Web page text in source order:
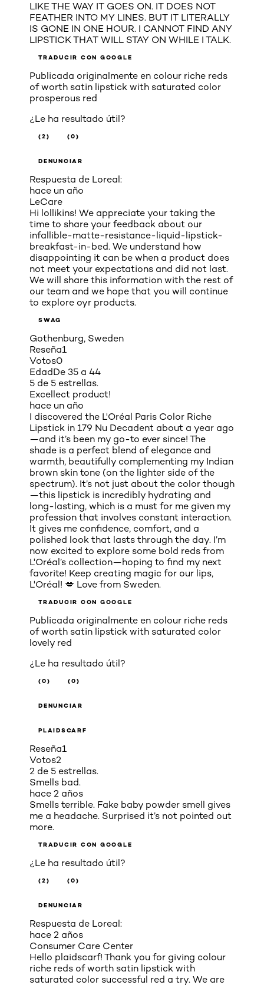
LIKE THE WAY IT GOES ON. IT DOES NOT
FEATHER INTO MY LINES. BUT IT LITERALLY
IS GONE IN ONE HOUR. I CANNOT FIND ANY
LIPSTICK THAT WILL STAY ON WHILE I TALK.
TRADUCIR CON GOOGLE
Publicada originalmente en colour riche reds
of worth satin lipstick with saturated color
prosperous red
¿Le ha resultado útil?
(2) (0)
DENUNCIAR
Respuesta de Loreal:
hace un año
LeCare
Hi lollikins! We appreciate your taking the
time to share your feedback about our
infallible-matte-resistance-liquid-lipstick-
breakfast-in-bed. We understand how
disappointing it can be when a product does
not meet your expectations and did not last.
We will share this information with the rest of
our team and we hope that you will continue
to explore oyr products.
SWAG
Gothenburg, Sweden
Reseña1
Votos0
EdadDe 35 a 44
5 de 5 estrellas.
Excellect product!
hace un año
I discovered the L'Oréal Paris Color Riche
Lipstick in 179 Nu Decadent about a year ago
—and it’s been my go-to ever since! The
shade is a perfect blend of elegance and
warmth, beautifully complementing my Indian
brown skin tone (on the lighter side of the
spectrum). It’s not just about the color though
—this lipstick is incredibly hydrating and
long-lasting, which is a must for me given my
profession that involves constant interaction.
It gives me confidence, comfort, and a
polished look that lasts through the day. I’m
now excited to explore some bold reds from
L'Oréal’s collection—hoping to find my next
favorite! Keep creating magic for our lips,
L'Oréal! 💋 Love from Sweden.
TRADUCIR CON GOOGLE
Publicada originalmente en colour riche reds
of worth satin lipstick with saturated color
lovely red
¿Le ha resultado útil?
(0) (0)
DENUNCIAR
PLAIDSCARF
Reseña1
Votos2
2 de 5 estrellas.
Smells bad.
hace 2 años
Smells terrible. Fake baby powder smell gives
me a headache. Surprised it’s not pointed out
more.
TRADUCIR CON GOOGLE
¿Le ha resultado útil?
(2) (0)
DENUNCIAR
Respuesta de Loreal:
hace 2 años
Consumer Care Center
Hello plaidscarf! Thank you for giving colour
riche reds of worth satin lipstick with
saturated color successful red a try. We are